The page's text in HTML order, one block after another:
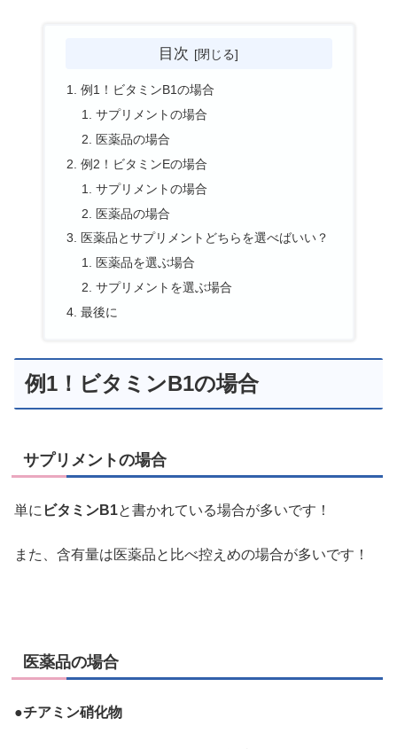
目次
例1！ビタミンB1の場合
サプリメントの場合
医薬品の場合
例2！ビタミンEの場合
サプリメントの場合
医薬品の場合
医薬品とサプリメントどちらを選べばいい？
医薬品を選ぶ場合
サプリメントを選ぶ場合
最後に
例1！ビタミンB1の場合
サプリメントの場合
単に ビタミンB1と書かれている場合が多いです！
また、含有量は医薬品と比べ控えめの場合が多いです！
医薬品の場合
●チアミン硝化物